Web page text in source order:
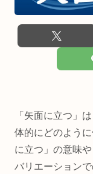
「矢面に立つ」
体的にどのよう
に立つ」の意味
バリエーション